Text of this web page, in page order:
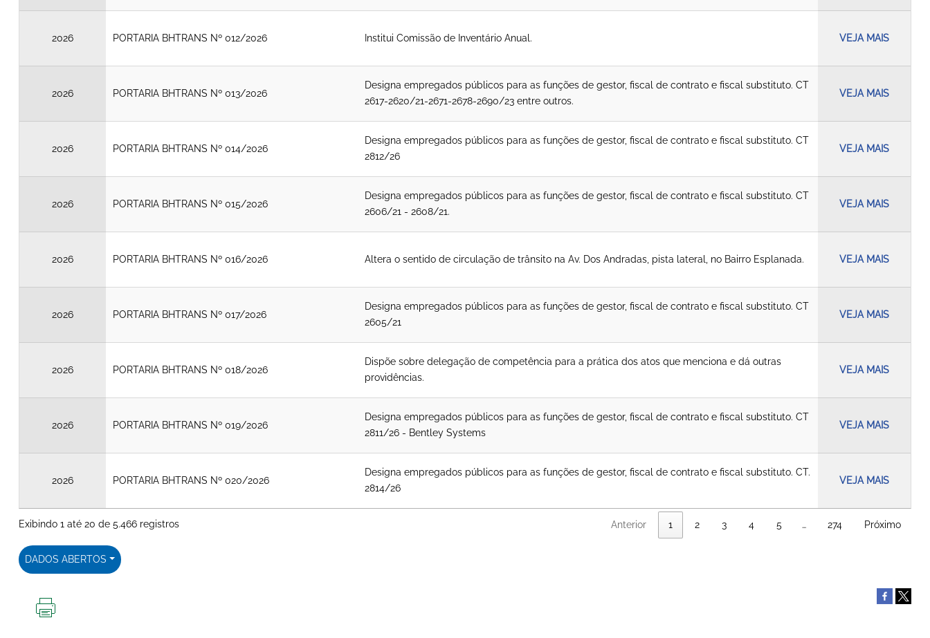
2026 PORTARIA BHTRANS Nº 012/2026 Institui Comissão de Inventário Anual. VEJA MAIS
2026 PORTARIA BHTRANS Nº 013/2026
Designa empregados públicos para as funções de gestor, fiscal de contrato e fiscal substituto. CT
2617-2620/21-2671-2678-2690/23 entre outros.
VEJA MAIS
2026 PORTARIA BHTRANS Nº 014/2026
Designa empregados públicos para as funções de gestor, fiscal de contrato e fiscal substituto. CT
2812/26
VEJA MAIS
2026 PORTARIA BHTRANS Nº 015/2026
Designa empregados públicos para as funções de gestor, fiscal de contrato e fiscal substituto. CT
2606/21 - 2608/21.
VEJA MAIS
2026 PORTARIA BHTRANS Nº 016/2026 Altera o sentido de circulação de trânsito na Av. Dos Andradas, pista lateral, no Bairro Esplanada. VEJA MAIS
2026 PORTARIA BHTRANS Nº 017/2026
Designa empregados públicos para as funções de gestor, fiscal de contrato e fiscal substituto. CT
2605/21
VEJA MAIS
2026 PORTARIA BHTRANS Nº 018/2026
Dispõe sobre delegação de competência para a prática dos atos que menciona e dá outras
providências.
VEJA MAIS
2026 PORTARIA BHTRANS Nº 019/2026
Designa empregados públicos para as funções de gestor, fiscal de contrato e fiscal substituto. CT
2811/26 - Bentley Systems
VEJA MAIS
2026 PORTARIA BHTRANS Nº 020/2026
Designa empregados públicos para as funções de gestor, fiscal de contrato e fiscal substituto. CT.
2814/26
VEJA MAIS
Exibindo 1 até 20 de 5.466 registros Anterior 1 2 3 4 5 … 274 Próximo
DADOS ABERTOS